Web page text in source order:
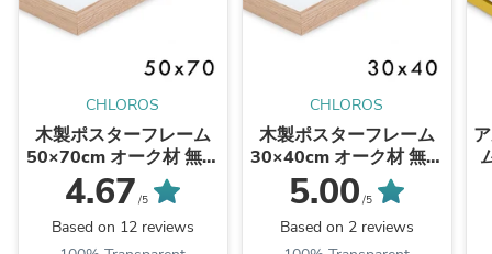
CHLOROS
木製ポスターフレーム
50×70cm オーク材 無垢
材 枠の幅が細いタイプ
4.67 /5
Based on 12 reviews
CHLOROS
木製ポスターフレーム
30×40cm オーク材 無垢
材 枠の幅が細いタイプ
5.00 /5
Based on 2 reviews